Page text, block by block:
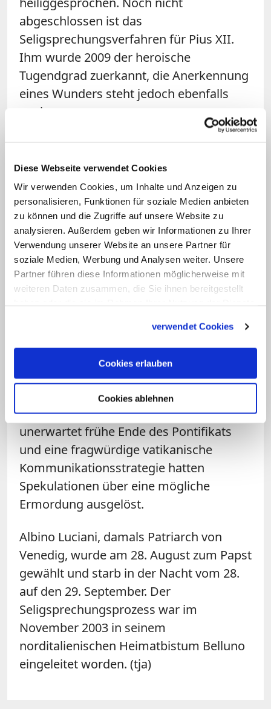
Diese Webseite verwendet Cookies
Wir verwenden Cookies, um Inhalte und Anzeigen zu
personalisieren, Funktionen für soziale Medien anbieten
zu können und die Zugriffe auf unsere Website zu
analysieren. Außerdem geben wir Informationen zu Ihrer
Verwendung unserer Website an unsere Partner für
soziale Medien, Werbung und Analysen weiter. Unsere
Partner führen diese Informationen möglicherweise mit
weiteren Daten zusammen, die Sie ihnen bereitgestellt
verwendet Cookies
Cookies erlauben
Cookies ablehnen
abgeschlossen ist das
Seligsprechungsverfahren für Pius XII.
Ihm wurde 2009 der heroische
Tugendgrad zuerkannt, die Anerkennung
eines Wunders steht jedoch ebenfalls
noch aus.
Herzinfarkt-These
In den vergangenen Tagen hatte ein Buch
Aufsehen erregt, das bislang unbekannte
Aussagen des Leibarztes zumTod von
Johannes Paul I.enthält. Autorin ist die
Vize-Postulatorin im
Seligsprechungsprozess, Stefania
wenige Stunden vor seinem Tod am 28.
im oberen Brustbereich, wollte aber
keinen Arzt rufen lassen. Dies stützt die
offizielle Darstellung, nach der Johannes
Paul I. einem Herzinfarkt erlag. Das
unerwartet frühe Ende des Pontifikats
und eine fragwürdige vatikanische
Kommunikationsstrategie hatten
Spekulationen über eine mögliche
Ermordung ausgelöst.
Albino Luciani, damals Patriarch von
Venedig, wurde am 28. August zum Papst
gewählt und starb in der Nacht vom 28.
auf den 29. September. Der
Seligsprechungsprozess war im
November 2003 in seinem
norditalienischen Heimatbistum Belluno
eingeleitet worden. (tja)